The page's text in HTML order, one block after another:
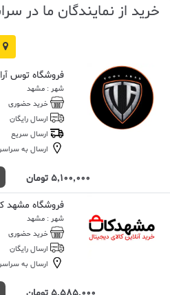
خرید از نمایندگان ما در
فروشگاه توس
شهر : مشهد
خرید حضوری
ارسال رایگان
ارسال سریع
ارسال به
5,100,000 تومان
فروشگاه مشهد
شهر : مشهد
خرید حضوری
ارسال رایگان
ارسال به